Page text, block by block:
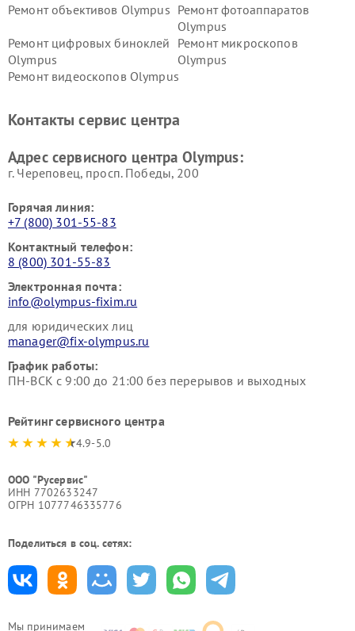
Мы принимаем
Ремонт объективов Olympus Ремонт фотоаппаратов
Olympus
Ремонт цифровых биноклей
Olympus
Ремонт микроскопов
Olympus
Ремонт видеоскопов Olympus
Контакты сервис центра
Адрес сервисного центра Olympus:
г. Череповец, просп. Победы, 200
Горячая линия:
+7 (800) 301-55-83
Контактный телефон:
8 (800) 301-55-83
Электронная почта:
info@olympus-fixim.ru
для юридических лиц
manager@fix-olympus.ru
График работы:
ПН-ВСК с 9:00 до 21:00 без перерывов и выходных
Рейтинг сервисного центра
4.9-5.0
ООО "Русервис"
ИНН 7702633247
ОГРН 1077746335776
Поделиться в соц. сетях: